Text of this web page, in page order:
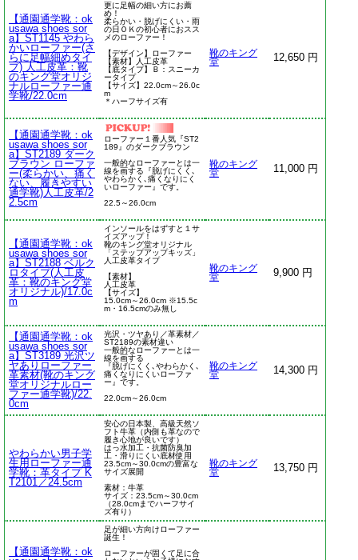
【通園通学靴：ok
usawa shoes sor
a】ST1145 やわら
かいローファー(さ
らに足幅細めタイ
プ) 人工皮革：靴
のキング堂オリジ
ナルローファー通
学靴/22.0cm
更に足幅の細い方にお薦
め！
柔らかい・脱げにくい・雨
の日ＯＫの初心者におスス
メのローファー！
【デザイン】ローファー
【素材】人工皮革
【底タイプ】Ｂ：スニーカ
ータイプ
【サイズ】22.0cm～26.0c
m
＊ハーフサイズ有
靴のキング
堂
12,650 円
【通園通学靴：ok
usawa shoes sor
a】ST2189 ダーク
ブラウン ローファ
ー(柔らかい、痛く
ない、履きやすい
通学靴)人工皮革/2
2.5cm
ローファー１番人気『ST2
189』のダークブラウン
一般的なローファーとは一
線を画する『脱げにくく､
やわらかく､痛くなりにく
いローファー』です。
22.5～26.0cm
靴のキング
堂
11,000 円
【通園通学靴：ok
usawa shoes sor
a】ST2188 ベルク
ロタイプ(人工皮
革：靴のキング堂
オリジナル)/17.0c
m
インソールをはずすと１サ
イズアップ！
靴のキング堂オリジナル
「ステップアップキッズ」
人工皮革タイプ
【素材】
人工皮革
【サイズ】
15.0cm～26.0cm ※15.5c
m・16.5cmのみ無し
靴のキング
堂
9,900 円
【通園通学靴：ok
usawa shoes sor
a】ST3189 光沢ツ
ヤありローファー
革素材(靴のキング
堂オリジナルロー
ファー通学靴)/22.
0cm
光沢・ツヤあり／革素材／
ST2189の素材違い
一般的なローファーとは一
線を画する
『脱げにくく､やわらかく､
痛くなりにくいローファ
ー』です。
22.0cm～26.0cm
靴のキング
堂
14,300 円
やわらかい男子学
生用ローファー通
学靴：革タイプ K
T2101／24.5cm
安心の日本製、高級天然ソ
フト牛革（内側も革なので
履き心地が良いです）
はっ水加工・抗菌防臭加
工・滑りにくい底材使用
23.5cm～30.0cmの豊富な
サイズ展開
素材：牛革
サイズ：23.5cm～30.0cm
（28.0cmまでハーフサイ
ズ有り）
靴のキング
堂
13,750 円
【通園通学靴：ok
足が細い方向けローファー
誕生！
ローファーが固くて足に合